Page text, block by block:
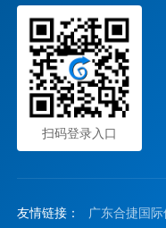
扫码登录入口
友情链接： 广东合捷国